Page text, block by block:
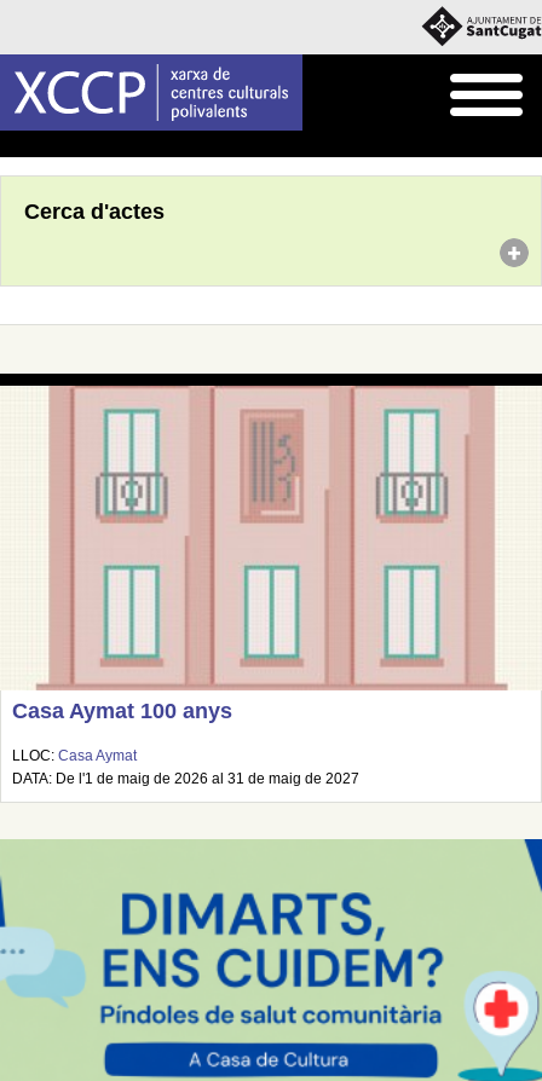
Cerca d'actes
Casa Aymat 100 anys
LLOC: Casa Aymat
DATA: De l'1 de maig de 2026 al 31 de maig de 2027